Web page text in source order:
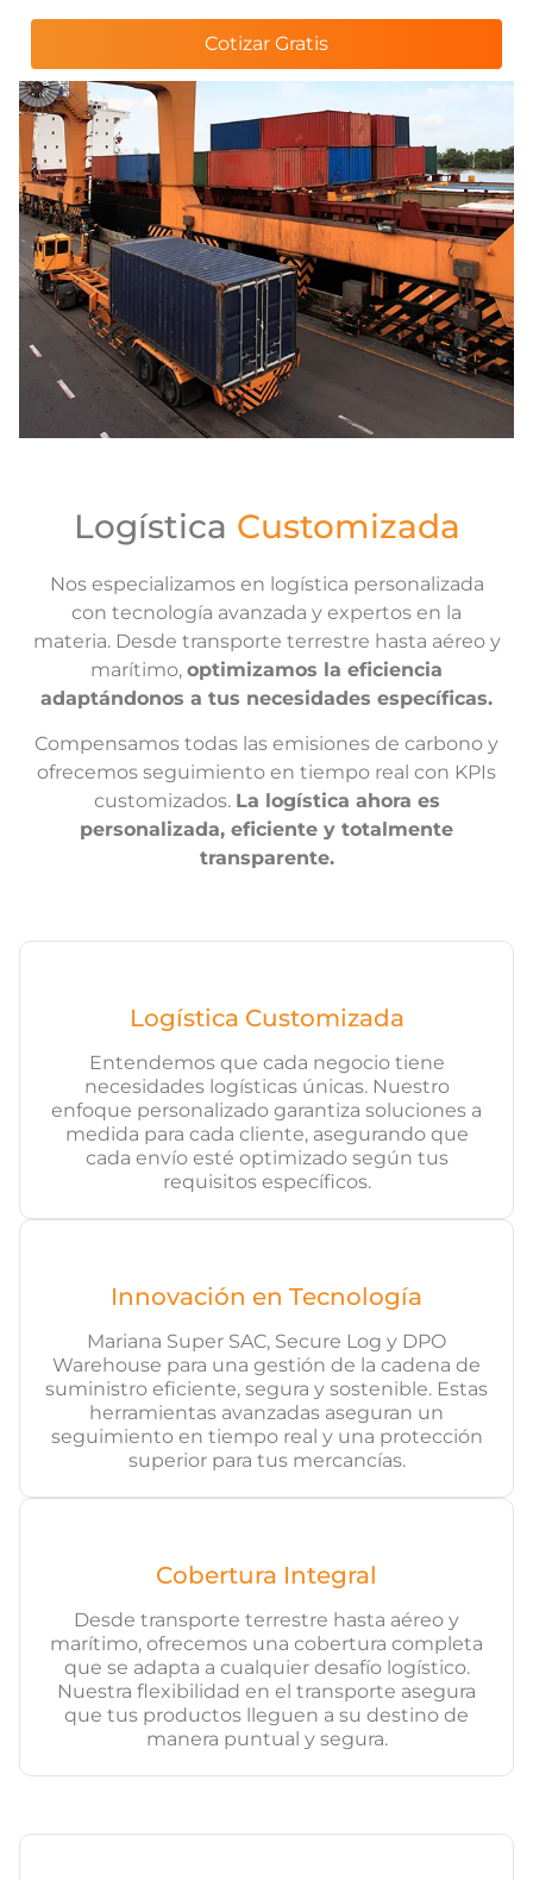
Cotizar Gratis
Logística Customizada
Nos especializamos en logística personalizada
con tecnología avanzada y expertos en la
materia. Desde transporte terrestre hasta aéreo y
marítimo, optimizamos la eficiencia
adaptándonos a tus necesidades específicas.
Compensamos todas las emisiones de carbono y
ofrecemos seguimiento en tiempo real con KPIs
customizados. La logística ahora es
personalizada, eficiente y totalmente
transparente.
Logística Customizada
Entendemos que cada negocio tiene
necesidades logísticas únicas. Nuestro
enfoque personalizado garantiza soluciones a
medida para cada cliente, asegurando que
cada envío esté optimizado según tus
requisitos específicos.
Innovación en Tecnología
Mariana Super SAC, Secure Log y DPO
Warehouse para una gestión de la cadena de
suministro eficiente, segura y sostenible. Estas
herramientas avanzadas aseguran un
seguimiento en tiempo real y una protección
superior para tus mercancías.
Cobertura Integral
Desde transporte terrestre hasta aéreo y
marítimo, ofrecemos una cobertura completa
que se adapta a cualquier desafío logístico.
Nuestra flexibilidad en el transporte asegura
que tus productos lleguen a su destino de
manera puntual y segura.